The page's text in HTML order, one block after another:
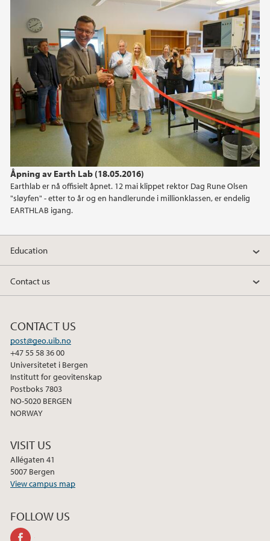
Åpning av Earth Lab (18.05.2016)
Earthlab er nå offisielt åpnet. 12 mai klippet rektor Dag Rune Olsen
"sløyfen" - etter to år og en handlerunde i millionklassen, er endelig
EARTHLAB igang.
June (1)
April (1)
February (1)
January (2)
2024
2023
2021
Education
Contact us
CONTACT US
post@geo.uib.no
+47 55 58 36 00
Universitetet i Bergen
Institutt for geovitenskap
Postboks 7803
NO-5020 BERGEN
NORWAY
VISIT US
Allégaten 41
5007 Bergen
View campus map
FOLLOW US